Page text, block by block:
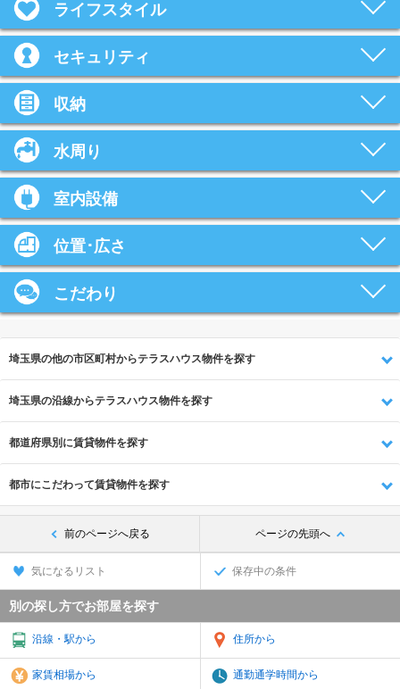
ライフスタイル
セキュリティ
収納
水周り
室内設備
位置･広さ
こだわり
埼玉県の他の市区町村からテラスハウス物件を探す
埼玉県の沿線からテラスハウス物件を探す
都道府県別に賃貸物件を探す
都市にこだわって賃貸物件を探す
前のページへ戻る ページの先頭へ
気になるリスト 保存中の条件
別の探し方でお部屋を探す
沿線・駅から 住所から
家賃相場から 通勤通学時間から